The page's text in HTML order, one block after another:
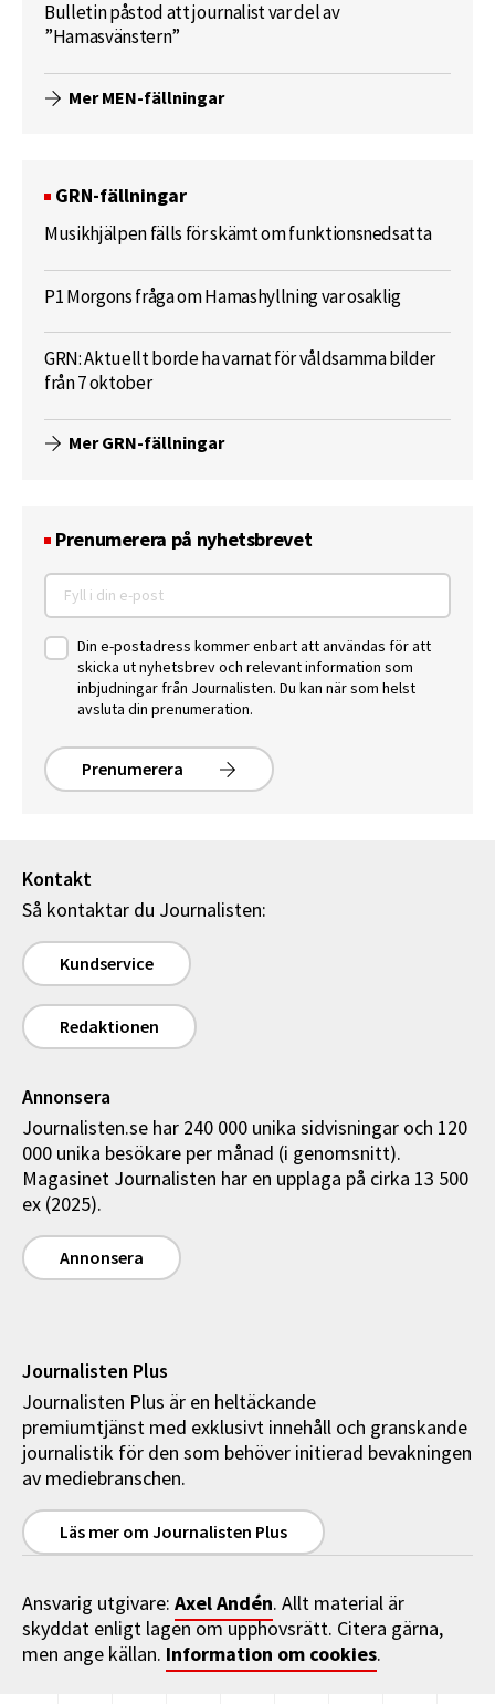
Bulletin påstod att journalist var del av
”Hamasvänstern”
Mer MEN-fällningar
GRN-fällningar
Musikhjälpen fälls för skämt om funktionsnedsatta
P1 Morgons fråga om Hamashyllning var osaklig
GRN: Aktuellt borde ha varnat för våldsamma bilder
från 7 oktober
Mer GRN-fällningar
Prenumerera på nyhetsbrevet
Din e-postadress kommer enbart att användas för att
skicka ut nyhetsbrev och relevant information som
inbjudningar från Journalisten. Du kan när som helst
avsluta din prenumeration.
Prenumerera
Kontakt
Så kontaktar du Journalisten:
Kundservice
Redaktionen
Annonsera
Journalisten.se har 240 000 unika sidvisningar och 120
000 unika besökare per månad (i genomsnitt).
Magasinet Journalisten har en upplaga på cirka 13 500
ex (2025).
Annonsera
Journalisten Plus
Journalisten Plus är en heltäckande
premiumtjänst med exklusivt innehåll och granskande
journalistik för den som behöver initierad bevakningen
av mediebranschen.
Läs mer om Journalisten Plus
Ansvarig utgivare: Axel Andén. Allt material är
skyddat enligt lagen om upphovsrätt. Citera gärna,
men ange källan. Information om cookies.